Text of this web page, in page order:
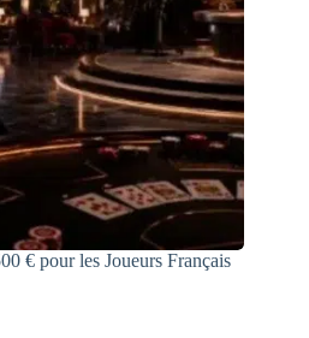
€ pour les Joueurs Français